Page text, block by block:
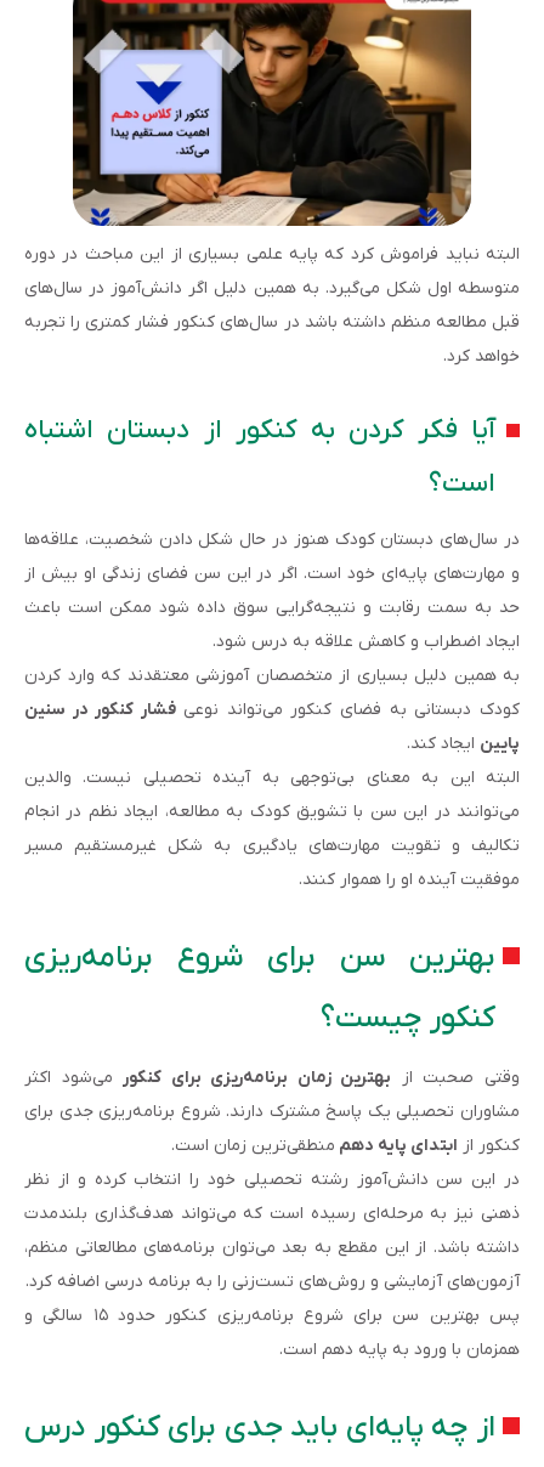
البته نباید فراموش کرد که پایه علمی بسیاری از این مباحث در دوره
متوسطه اول شکل می‌گیرد. به همین دلیل اگر دانش‌آموز در سال‌های
قبل مطالعه منظم داشته باشد در سال‌های کنکور فشار کمتری را تجربه
خواهد کرد.
آیا فکر کردن به کنکور از دبستان اشتباه
است؟
در سال‌های دبستان کودک هنوز در حال شکل دادن شخصیت، علاقه‌ها
و مهارت‌های پایه‌ای خود است. اگر در این سن فضای زندگی او بیش از
حد به سمت رقابت و نتیجه‌گرایی سوق داده شود ممکن است باعث
ایجاد اضطراب و کاهش علاقه به درس شود.
به همین دلیل بسیاری از متخصصان آموزشی معتقدند که وارد کردن
کودک دبستانی به فضای کنکور می‌تواند نوعی فشار کنکور در سنین
پایین ایجاد کند.
البته این به معنای بی‌توجهی به آینده تحصیلی نیست. والدین
می‌توانند در این سن با تشویق کودک به مطالعه، ایجاد نظم در انجام
تکالیف و تقویت مهارت‌های یادگیری به شکل غیرمستقیم مسیر
موفقیت آینده او را هموار کنند.
بهترین سن برای شروع برنامه‌ریزی
کنکور چیست؟
وقتی صحبت از بهترین زمان برنامه‌ریزی برای کنکور می‌شود اکثر
مشاوران تحصیلی یک پاسخ مشترک دارند. شروع برنامه‌ریزی جدی برای
کنکور از ابتدای پایه دهم منطقی‌ترین زمان است.
در این سن دانش‌آموز رشته تحصیلی خود را انتخاب کرده و از نظر
ذهنی نیز به مرحله‌ای رسیده است که می‌تواند هدف‌گذاری بلندمدت
داشته باشد. از این مقطع به بعد می‌توان برنامه‌های مطالعاتی منظم،
آزمون‌های آزمایشی و روش‌های تست‌زنی را به برنامه درسی اضافه کرد.
پس بهترین سن برای شروع برنامه‌ریزی کنکور حدود ۱۵ سالگی و
همزمان با ورود به پایه دهم است.
از چه پایه‌ای باید جدی برای کنکور درس